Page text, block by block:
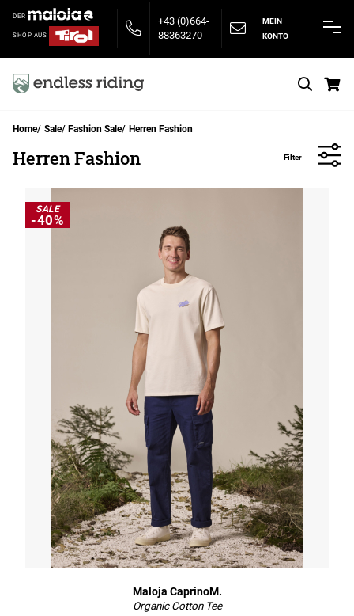
DER
SHOP AUS
+43 (0)664-
88363270
MEIN
KONTO
Home Sale Fashion Sale Herren Fashion
Herren Fashion Filter
SALE
-40%
Maloja CaprinoM.
Organic Cotton Tee